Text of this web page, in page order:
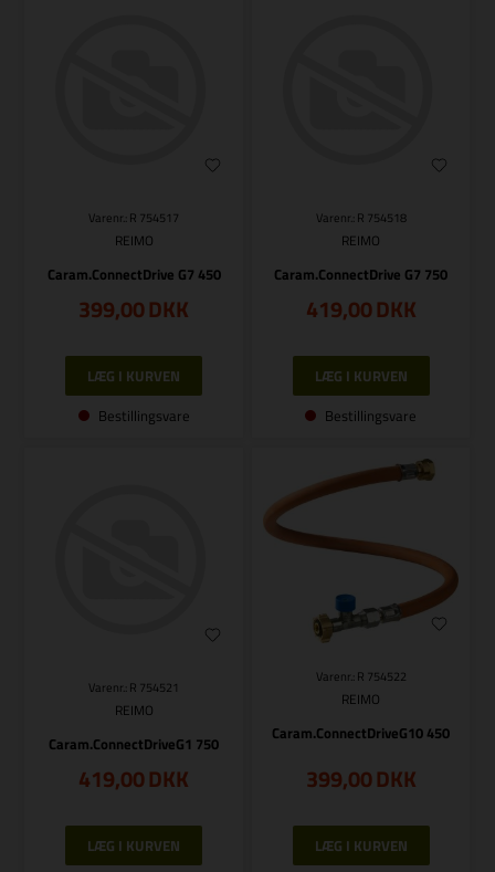
Varenr.: R 754517
REIMO
Caram.ConnectDrive G7 450
399,00DKK
Bestillingsvare
Varenr.: R 754518
REIMO
Caram.ConnectDrive G7 750
419,00DKK
Bestillingsvare
Varenr.: R 754521
REIMO
Caram.ConnectDriveG1 750
419,00DKK
Varenr.: R 754522
REIMO
Caram.ConnectDriveG10 450
399,00DKK